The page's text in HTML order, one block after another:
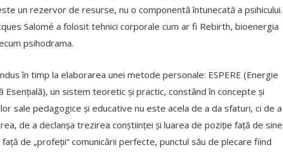
un rezervor de resurse, nu o componentă întunecată a psihicului.
Salomé a folosit tehnici corporale cum ar fi Rebirth, bioenergia
psihodrama.
în timp la elaborarea unei metode personale: ESPERE (Energie
Esențială), un sistem teoretic și practic, constând în concepte și
sale pedagogice și educative nu este acela de a da sfaturi, ci de a
de a declanșa trezirea conștiinței și luarea de poziție față de sine
de „profeții“ comunicării perfecte, punctul său de plecare fiind